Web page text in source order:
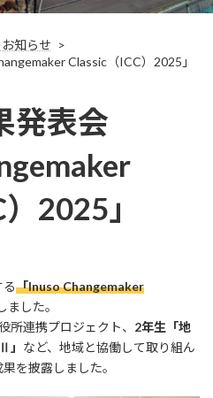
知らせ
Classic（ICC）2025」
発表会
2025」
「Inuso Changemaker
ました。
所連携プロジェクト、 2年生「地
」 など、地域と協働して取り組ん
を披露しました。